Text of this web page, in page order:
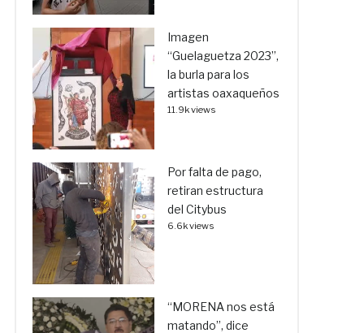
Imagen
“Guelaguetza 2023”,
la burla para los
artistas oaxaqueños
11.9k views
Por falta de pago,
retiran estructura
del Citybus
6.6k views
“MORENA nos está
matando”, dice